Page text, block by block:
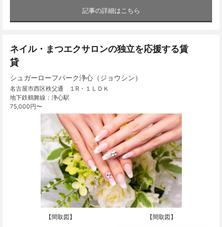
記事の詳細はこちら
ネイル・まつエクサロンの独立を応援する賃
貸
シュガーローフパーク浄心（ジョウシン）
名古屋市西区秩父通 １R・１ＬＤＫ
地下鉄鶴舞線：浄心駅
75,000円〜
【間取図】 【間取図】